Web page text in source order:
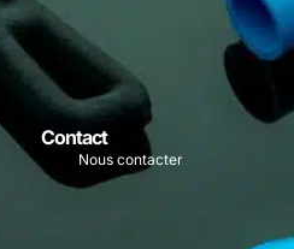
Contact
Nous contacter